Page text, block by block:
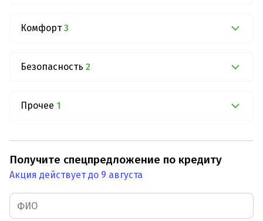
Комфорт 3
Безопасность 2
Прочее 1
Получите спецпредложение по кредиту
Акция действует до 9 августа